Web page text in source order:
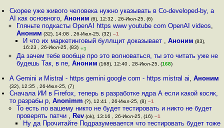
Скорее уже живого человека нужно указывать в Co-developed-by, а
AI как основного,Аноним (6), 12:32 , 26-Июл-25, (6)
Гляньте подкасты OpenAI https www youtube com OpenAI videos,
Аноним (32), 14:08 , 26-Июл-25, (32) –1
И что их маркетинговый буллщит доказывает , Аноним (83),
16:23 , 26-Июл-25, (83) +3
Да зачем тебе вообще про это волноваться, ты это читать уже не
будешь Так, в пе, Аноним (168), 12:40 , 28-Июл-25, (168)
А Gemini и Mistral - https gemini google com - https mistral ai,Аноним
(32), 12:35 , 26-Июл-25, (7)
Сначала ИИ в Firefox, теперь в разработке ядра А если какой косяк,
то разрабы р,Anonimm (?), 12:41 , 26-Июл-25, (8) –1
То есть по вашему никто не будет тестировать и никто не будет
проверять патчи , Rev(ok), 13:16 , 26-Июл-25, (16) –1
Ну да Прочитайте Подразумевается что тестировать будет тоже